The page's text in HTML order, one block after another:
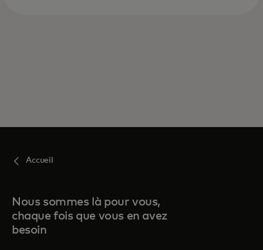
Accueil
Nous sommes là pour vous,
chaque fois que vous en avez
besoin